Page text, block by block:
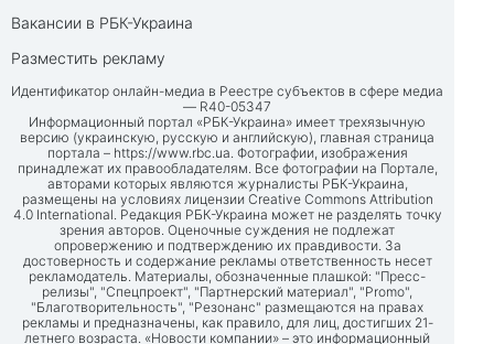
Вакансии в РБК-Украина
Разместить рекламу
Идентификатор онлайн-медиа в Реестре субъектов в сфере медиа
— R40-05347
Информационный портал «РБК-Украина» имеет трехязычную
версию (украинскую, русскую и английскую), главная страница
портала – https://www.rbc.ua. Фотографии, изображения
принадлежат их правообладателям. Все фотографии на Портале,
авторами которых являются журналисты РБК-Украина,
размещены на условиях лицензии Creative Commons Attribution
4.0 International. Редакция РБК-Украина может не разделять точку
зрения авторов. Оценочные суждения не подлежат
опровержению и подтверждению их правдивости. За
достоверность и содержание рекламы ответственность несет
рекламодатель. Материалы, обозначенные плашкой: "Пресс-
релизы", "Спецпроект", "Партнерский материал", "Promo",
"Благотворительность", "Резонанс" размещаются на правах
рекламы и предназначены, как правило, для лиц, достигших 21-
летнего возраста. «Новости компании» – это информационный